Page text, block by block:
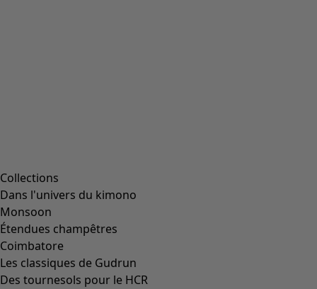
Collections
Dans l'univers du kimono
Monsoon
Étendues champêtres
Coimbatore
Les classiques de Gudrun
Des tournesols pour le HCR